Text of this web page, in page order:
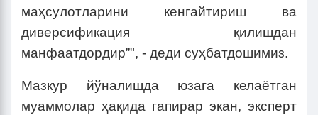
маҳсулотларини кенгайтириш ва
диверсификация қилишдан
манфаатдордир”", - деди суҳбатдошимиз.
Мазкур йўналишда юзага келаётган
муаммолар ҳақида гапирар экан, эксперт